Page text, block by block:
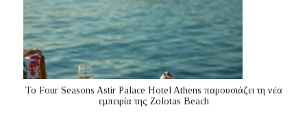
Το Four Seasons Astir Palace Hotel Athens παρουσιάζει τη νέα
εμπειρία της Zolotas Beach